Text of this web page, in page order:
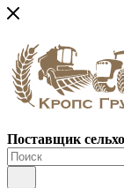
Поставщик